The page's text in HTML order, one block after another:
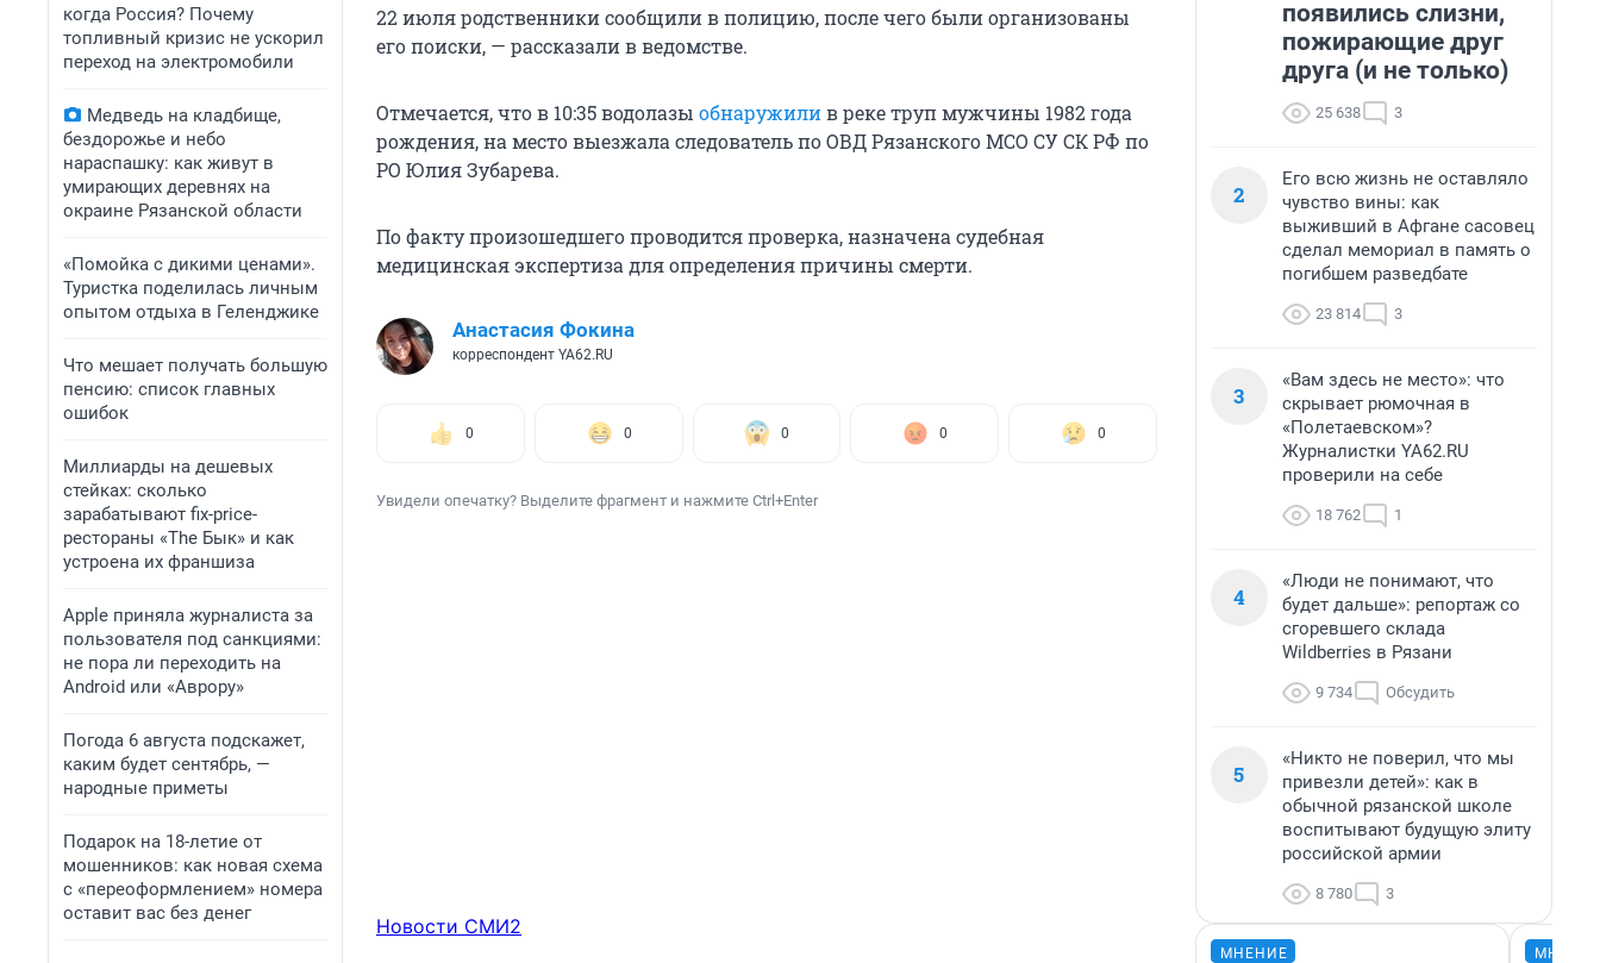
когда Россия? Почему
топливный кризис не ускорил
переход на электромобили
Медведь на кладбище,
бездорожье и небо
нараспашку: как живут в
умирающих деревнях на
окраине Рязанской области
«Помойка с дикими ценами».
Туристка поделилась личным
опытом отдыха в Геленджике
Что мешает получать большую
пенсию: список главных
ошибок
Миллиарды на дешевых
стейках: сколько
зарабатывают fix-price-
рестораны «The Бык» и как
устроена их франшиза
Apple приняла журналиста за
пользователя под санкциями:
не пора ли переходить на
Android или «Аврору»
Погода 6 августа подскажет,
каким будет сентябрь, —
народные приметы
Подарок на 18-летие от
мошенников: как новая схема
с «переоформлением» номера
оставит вас без денег
22 июля родственники сообщили в полицию, после чего были организованы
его поиски, — рассказали в ведомстве.
Отмечается, что в 10:35 водолазы обнаружилив реке труп мужчины 1982 года
рождения, на место выезжала следователь по ОВД Рязанского МСО СУ СК РФ по
РО Юлия Зубарева.
По факту произошедшего проводится проверка, назначена судебная
медицинская экспертиза для определения причины смерти.
Анастасия Фокина
корреспондент YA62.RU
0 0 0 0 0
Увидели опечатку? Выделите фрагмент и нажмите Ctrl+Enter
Новости СМИ2
появились слизни,
пожирающие друг
друга (и не только)
25 638 3
2
Его всю жизнь не оставляло
чувство вины: как
выживший в Афгане сасовец
сделал мемориал в память о
погибшем разведбате
23 814 3
3
«Вам здесь не место»: что
скрывает рюмочная в
«Полетаевском»?
Журналистки YA62.RU
проверили на себе
18 762 1
4
«Люди не понимают, что
будет дальше»: репортаж со
сгоревшего склада
Wildberries в Рязани
9 734 Обсудить
5
«Никто не поверил, что мы
привезли детей»: как в
обычной рязанской школе
воспитывают будущую элиту
российской армии
8 780 3
МНЕНИЕ